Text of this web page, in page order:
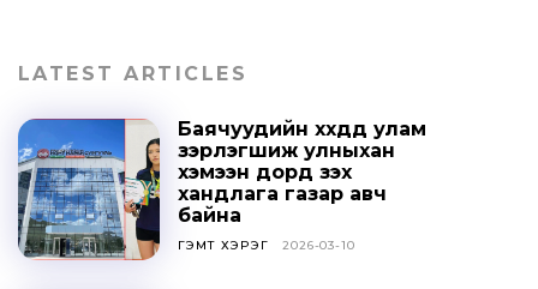
LATEST ARTICLES
Баячуудийн хүүхдүүд улам
зэрлэгшиж улныхан
хэмээн дорд үзэх
хандлага газар авч
байна
ГЭМТ ХЭРЭГ 2026-03-10